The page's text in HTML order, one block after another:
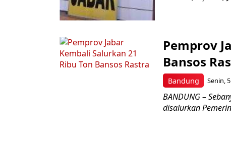
Bandung
Pemprov
Bansos
Senin,
BANDUNG –
disalurkan